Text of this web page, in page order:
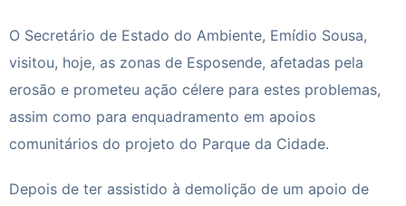
O Secretário de Estado do Ambiente, Emídio Sousa,
visitou, hoje, as zonas de Esposende, afetadas pela
erosão e prometeu ação célere para estes problemas,
assim como para enquadramento em apoios
comunitários do projeto do Parque da Cidade.
Depois de ter assistido à demolição de um apoio de